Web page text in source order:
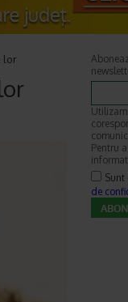
lor
Pentru
Sunt
de